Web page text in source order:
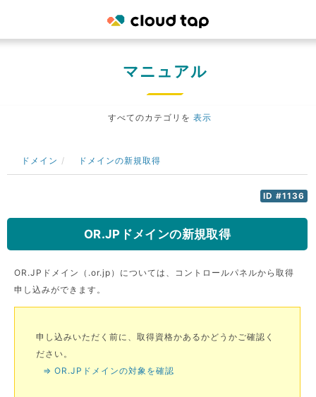
マニュアル
すべてのカテゴリを 表示
ドメイン ドメインの新規取得
ID #1136
OR.JPドメインの新規取得
OR.JPドメイン（.or.jp）については、コントロールパネルから取得
申し込みができます。
申し込みいただく前に、取得資格かあるかどうかご確認く
ださい。
⇒ OR.JPドメインの対象を確認